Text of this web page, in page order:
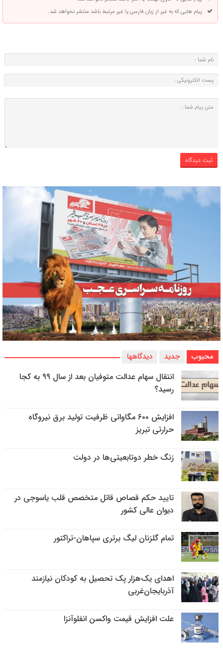
پیام هایی که به غیر از زبان فارسی یا غیر مرتبط باشد منتشر نخواهد شد.
محبوب جدید دیدگاهها
انتقال سهام عدالت متوفیان بعد از سال ۹۹ به کجا
رسید؟
افزایش ۶۰۰ مگاواتی ظرفیت تولید برق نیروگاه
حرارتی تبریز
زنگ خطر دوتابعیتی‌ها در دولت
تایید حکم قصاص قاتل متخصص قلب یاسوجی در
دیوان عالی کشور
تمام گلزنان لیگ‌ برتری سپاهان-تراکتور
اهدای یک‌هزار پک تحصیل به کودکان نیازمند
آذربایجان‌غربی
علت افزایش قیمت واکسن انفلوآنزا